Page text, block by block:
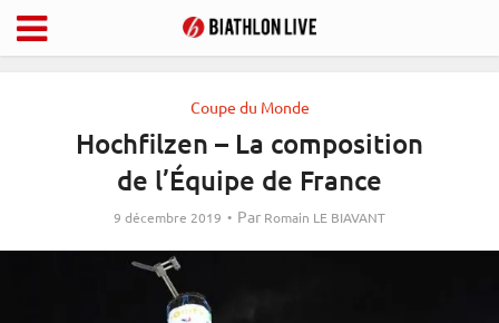
Coupe du Monde
Hochfilzen – La composition
de l’Équipe de France
9 décembre 2019 Par Romain LE BIAVANT